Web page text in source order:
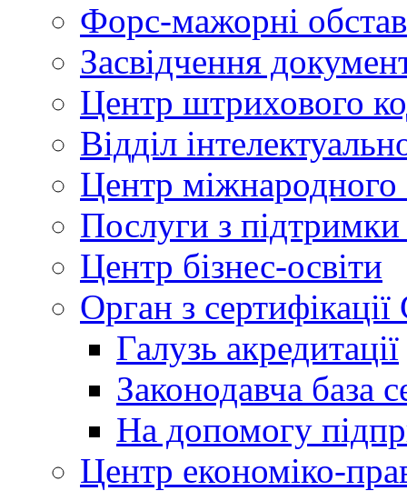
Форс-мажорні
Засвідчення
Центр штрихового
Відділ
Центр міжнародного
Послуги з підтримки
Центр бізнес-освіти
Орган з
Галузь акредитації
Законодавча база
На допомогу
Центр економіко-